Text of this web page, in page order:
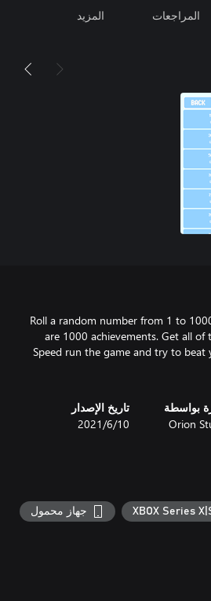
المراجعات المزيد
Roll a random number from 1 to
are 1000 achievements. Get all
Speed run the game and try to beat
بواسطة
Orion
تاريخ الإصدار
10‏/6‏/2021
XBOX Series جهاز محمول